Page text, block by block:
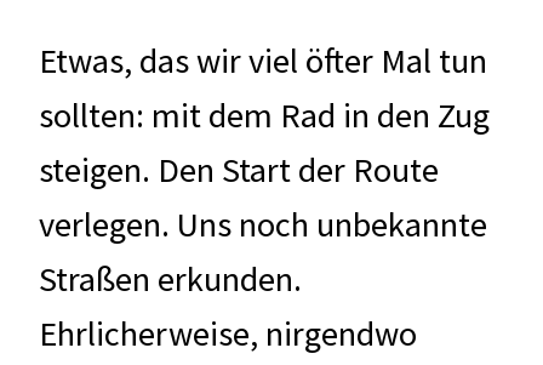
Etwas, das wir viel öfter Mal tun
sollten: mit dem Rad in den Zug
steigen. Den Start der Route
verlegen. Uns noch unbekannte
Straßen erkunden.
Ehrlicherweise, nirgendwo